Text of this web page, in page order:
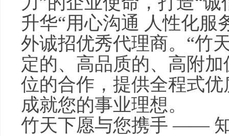
升华“用心沟通 人性化服
外诚招优秀代理商。“竹
定的、高品质的、高附
位的合作，提供全程式
成就您的事业理想。
竹天下愿与您携手 ——